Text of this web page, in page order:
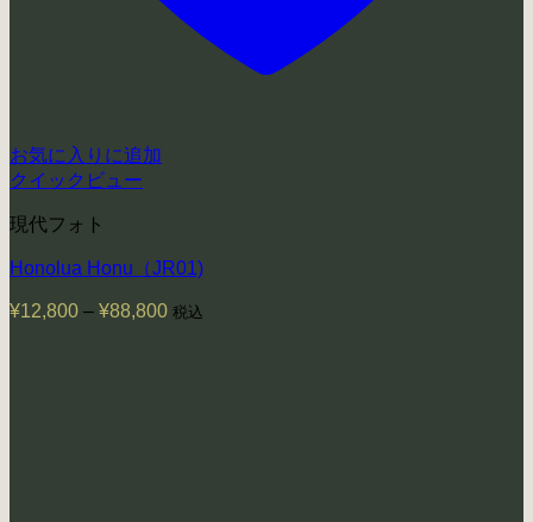
お気に入りに追加
クイックビュー
現代フォト
Honolua Honu（JR01)
¥12,800 – ¥88,800価
税込